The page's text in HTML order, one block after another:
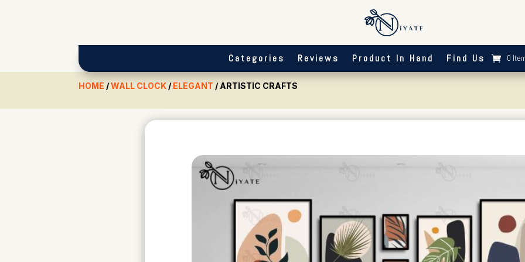
Categories Reviews Product In Hand Find Us 0
HOME /WALL CLOCK /ELEGANT / ARTISTIC CRAFTS